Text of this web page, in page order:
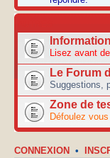
Lisez avant
Le Forum
Suggestions,
Zone de
Défoulez
CONNEXION •